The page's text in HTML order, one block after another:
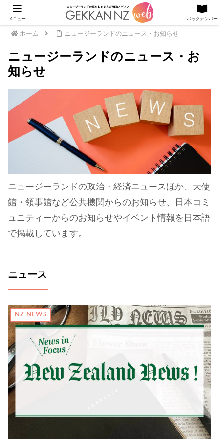
ホーム ニュージーランドのニュース・お知らせ
ニュージーランドのニュース・お
知らせ
ニュージーランドの政治・経済ニュースほか、大使
館・領事館など公共機関からのお知らせ、日本コミ
ュニティーからのお知らせやイベント情報を日本語
で掲載しています。
ニュース
NZ NEWS
メニュー バックナンバー